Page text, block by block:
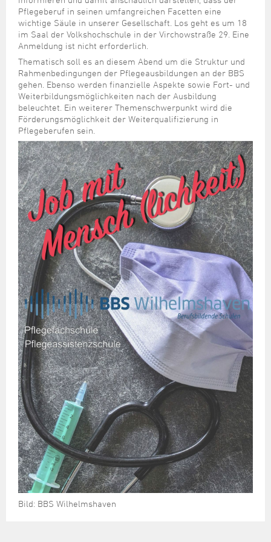
Umwelt-, Natur- und Klimaschutz
Wohnen, Bauen
Wahlen
Schule
Sterbefall
Studium
Umzug und Neubürger
Wohnen und Verbrauchen
Formulare
Online-Terminvergabe
Pressemitteilungen
Ratsinformationssystem
Stadtrecht
Telefonverzeichnis
Wirtschaftsstruktur
Regionale Kooperationen
Unternehmensnachfolge
Zukunftsregion JadeBay
Stadtarchiv
Volkshochschule
Weiterbildung
Stadt Wilhelmshaven
Unterkünfte
Kulturzentrum Pumpwerk
Maritime Meile
Museen und Ausstellungen
Schiffe, Häfen und Meer erleben
Sportangebot
Städtepartnerschaften
Stadtpark
Tag des offenen Denkmals
Veranstaltungsorte
Pflegeberuf in seinen umfangreichen Facetten eine
wichtige Säule in unserer Gesellschaft. Los geht es um 18
im Saal der Volkshochschule in der Virchowstraße 29. Eine
Anmeldung ist nicht erforderlich.
Thematisch soll es an diesem Abend um die Struktur und
Rahmenbedingungen der Pflegeausbildungen an der BBS
gehen. Ebenso werden finanzielle Aspekte sowie Fort- und
Weiterbildungsmöglichkeiten nach der Ausbildung
beleuchtet. Ein weiterer Themenschwerpunkt wird die
Förderungsmöglichkeit der Weiterqualifizierung in
Pflegeberufen sein.
Bild: BBS Wilhelmshaven